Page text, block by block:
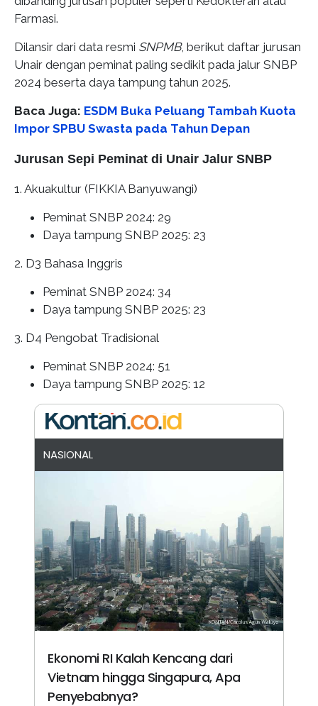
Farmasi.
Dilansir dari data resmi SNPMB, berikut daftar jurusan
Unair dengan peminat paling sedikit pada jalur SNBP
2024 beserta daya tampung tahun 2025.
Baca Juga: ESDM Buka Peluang Tambah Kuota
Impor SPBU Swasta pada Tahun Depan
Jurusan Sepi Peminat di Unair Jalur SNBP
1. Akuakultur (FIKKIA Banyuwangi)
Peminat SNBP 2024: 29
Daya tampung SNBP 2025: 23
2. D3 Bahasa Inggris
Peminat SNBP 2024: 34
Daya tampung SNBP 2025: 23
3. D4 Pengobat Tradisional
Peminat SNBP 2024: 51
Daya tampung SNBP 2025: 12
NASIONAL
Ekonomi RI Kalah Kencang dari
Vietnam hingga Singapura, Apa
Penyebabnya?